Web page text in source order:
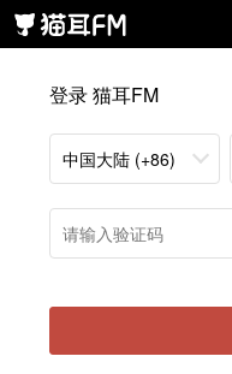
登录 猫耳FM
中国大陆 (+86)